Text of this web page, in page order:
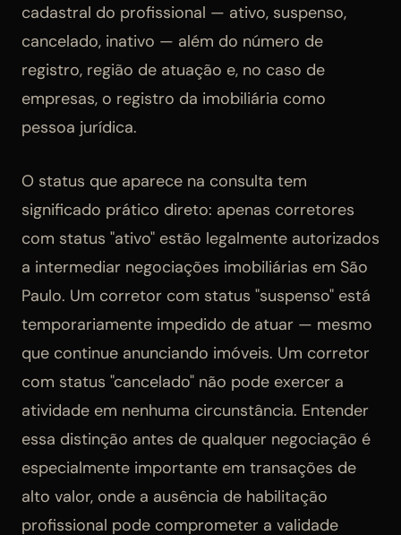
cadastral do profissional — ativo, suspenso,
cancelado, inativo — além do número de
registro, região de atuação e, no caso de
empresas, o registro da imobiliária como
pessoa jurídica.
O status que aparece na consulta tem
significado prático direto: apenas corretores
com status "ativo" estão legalmente autorizados
a intermediar negociações imobiliárias em São
Paulo. Um corretor com status "suspenso" está
temporariamente impedido de atuar — mesmo
que continue anunciando imóveis. Um corretor
com status "cancelado" não pode exercer a
atividade em nenhuma circunstância. Entender
essa distinção antes de qualquer negociação é
especialmente importante em transações de
alto valor, onde a ausência de habilitação
profissional pode comprometer a validade